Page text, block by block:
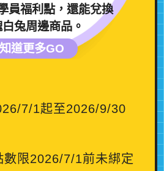
員福利點，還能兌換
兔周邊商品。
道更多GO
7/1起至2026/9/30
數限2026/7/1前未綁定